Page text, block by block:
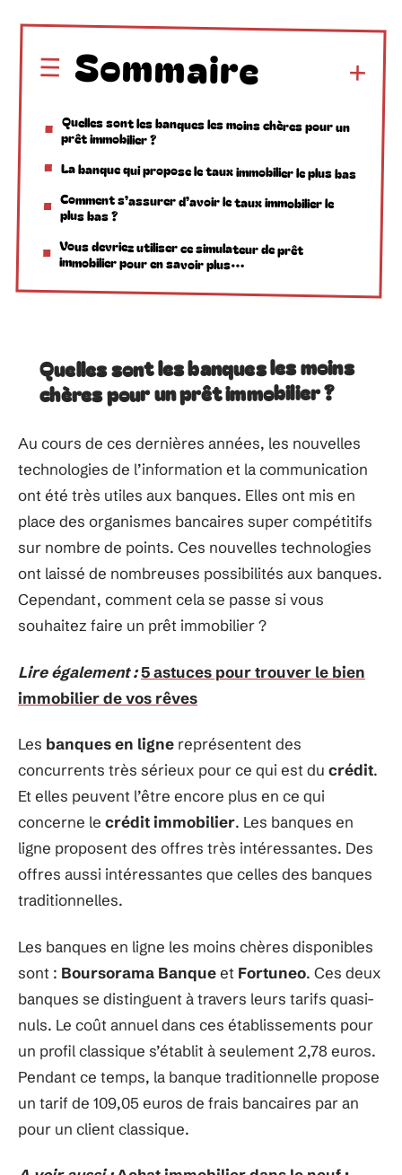
Sommaire
Quelles sont les banques les moins chères pour un
prêt immobilier ?
La banque qui propose le taux immobilier le plus bas
Comment s’assurer d’avoir le taux immobilier le
plus bas ?
Vous devriez utiliser ce simulateur de prêt
immobilier pour en savoir plus…
Quelles sont les banques les moins
chères pour un prêt immobilier ?
Au cours de ces dernières années, les nouvelles
technologies de l’information et la communication
ont été très utiles aux banques. Elles ont mis en
place des organismes bancaires super compétitifs
sur nombre de points. Ces nouvelles technologies
ont laissé de nombreuses possibilités aux banques.
Cependant, comment cela se passe si vous
souhaitez faire un prêt immobilier ?
Lire également :5 astuces pour trouver le bien
immobilier de vos rêves
Les banquesen ligne représentent des
concurrents très sérieux pour ce qui est du crédit.
Et elles peuvent l’être encore plus en ce qui
concerne le crédit immobilier. Les banques en
ligne proposent des offres très intéressantes. Des
offres aussi intéressantes que celles des banques
traditionnelles.
Les banques en ligne les moins chères disponibles
sont : Boursorama Banqueet Fortuneo. Ces deux
banques se distinguent à travers leurs tarifs quasi-
nuls. Le coût annuel dans ces établissements pour
un profil classique s’établit à seulement 2,78 euros.
Pendant ce temps, la banque traditionnelle propose
un tarif de 109,05 euros de frais bancaires par an
pour un client classique.